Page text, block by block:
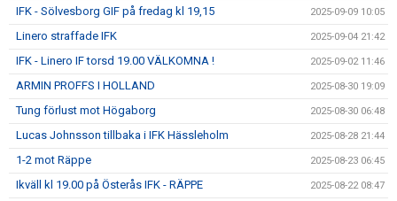
IFK - Sölvesborg GIF på fredag kl 19,15 2025-09-09 10:05
Linero straffade IFK 2025-09-04 21:42
IFK - Linero IF torsd 19.00 VÄLKOMNA ! 2025-09-02 11:46
ARMIN PROFFS I HOLLAND 2025-08-30 19:09
Tung förlust mot Högaborg 2025-08-30 06:48
Lucas Johnsson tillbaka i IFK Hässleholm 2025-08-28 21:44
1-2 mot Räppe 2025-08-23 06:45
Ikväll kl 19.00 på Österås IFK - RÄPPE 2025-08-22 08:47